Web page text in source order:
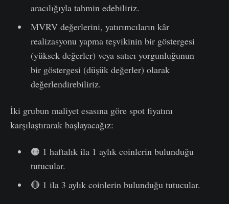
aracılığıyla tahmin edebiliriz.
MVRV değerlerini, yatırımcıların kâr
realizasyonu yapma teşvikinin bir göstergesi
(yüksek değerler) veya satıcı yorgunluğunun
bir göstergesi (düşük değerler) olarak
değerlendirebiliriz.
İki grubun maliyet esasına göre spot fiyatını
karşılaştırarak başlayacağız:
🟠 1 haftalık ila 1 aylık coinlerin bulunduğu
tutucular.
🔴 1 ila 3 aylık coinlerin bulunduğu tutucular.